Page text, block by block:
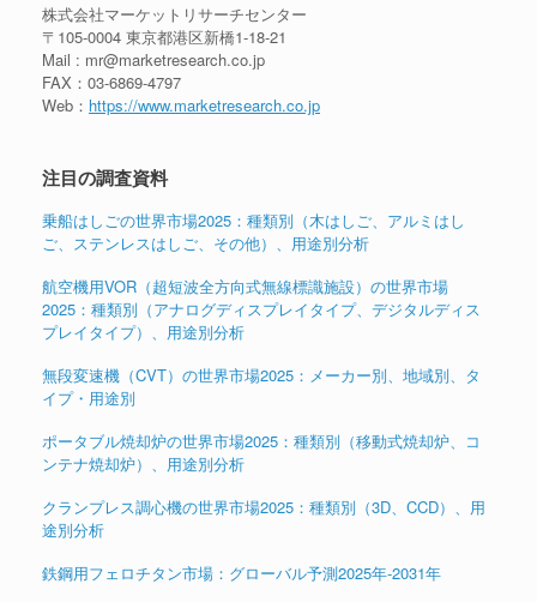
株式会社マーケットリサーチセンター
〒105-0004 東京都港区新橋1-18-21
Mail : mr@marketresearch.co.jp
FAX：03-6869-4797
Web： https://www.marketresearch.co.jp
注目の調査資料
乗船はしごの世界市場2025：種類別（木はしご、アルミはし
ご、ステンレスはしご、その他）、用途別分析
航空機用VOR（超短波全方向式無線標識施設）の世界市場
2025：種類別（アナログディスプレイタイプ、デジタルディス
プレイタイプ）、用途別分析
無段変速機（CVT）の世界市場2025：メーカー別、地域別、タ
イプ・用途別
ポータブル焼却炉の世界市場2025：種類別（移動式焼却炉、コ
ンテナ焼却炉）、用途別分析
クランプレス調心機の世界市場2025：種類別（3D、CCD）、用
途別分析
鉄鋼用フェロチタン市場：グローバル予測2025年-2031年